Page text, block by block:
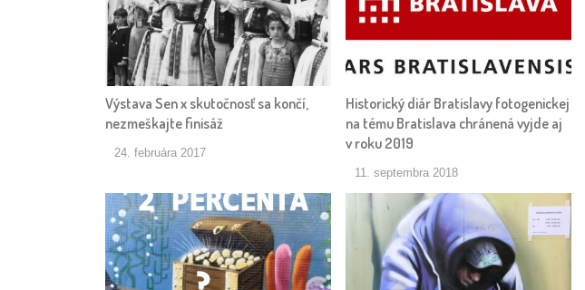
Výstava Sen x skutočnosť sa končí,
nezmeškajte finisáž
24. februára 2017
Historický diár Bratislavy fotogenickej
na tému Bratislava chránená vyjde aj
v roku 2019
11. septembra 2018